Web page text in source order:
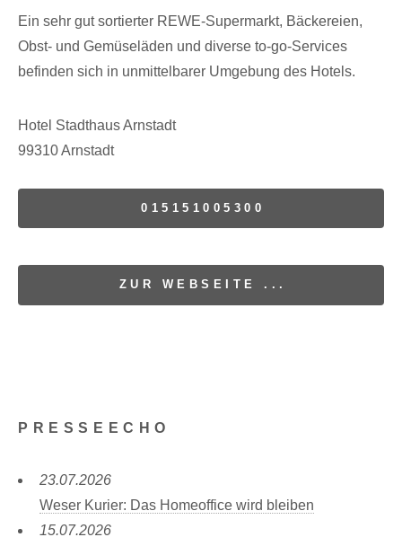
Ein sehr gut sortierter REWE-Supermarkt, Bäckereien,
Obst- und Gemüseläden und diverse to-go-Services
befinden sich in unmittelbarer Umgebung des Hotels.
Hotel Stadthaus Arnstadt
99310 Arnstadt
015151005300
ZUR WEBSEITE ...
PRESSEECHO
23.07.2026
Weser Kurier: Das Homeoffice wird bleiben
15.07.2026